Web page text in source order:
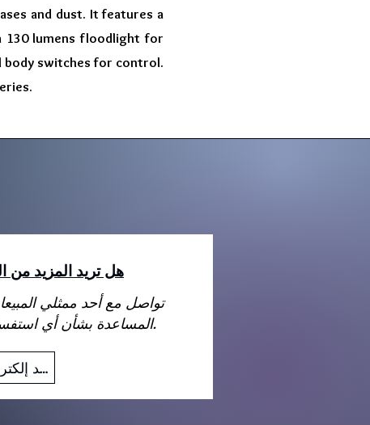
and dust. It features a
130 lumens floodlight for
body switches for control.
هل تريد المزيد من
تواصل مع أحد ممثلي
المساعدة بشأن أي استفسارات قد تكون لديك.
بريد إلكتروني